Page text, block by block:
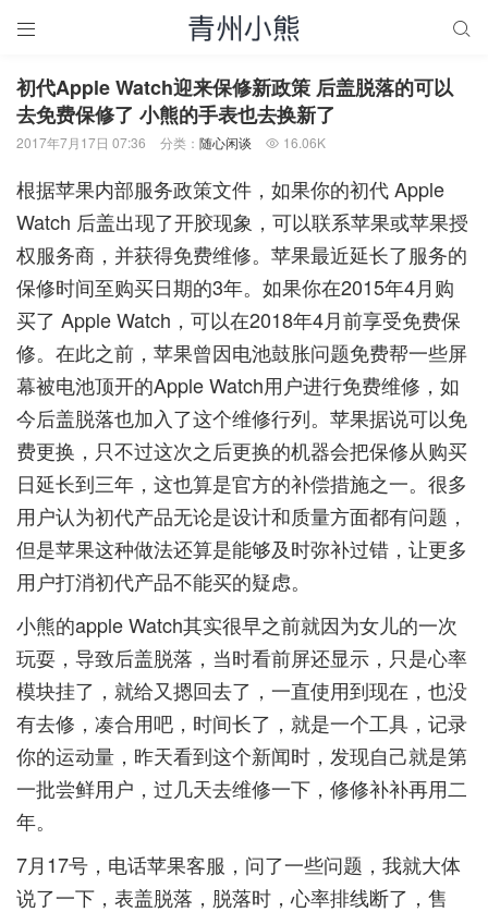
 
初代Apple Watch迎来保修新政策 后盖脱落的可以
去免费保修了 小熊的手表也去换新了
2017年7月17日 07:36 分类： 随心闲谈  16.06K
根据苹果内部服务政策文件，如果你的初代 Apple
Watch 后盖出现了开胶现象，可以联系苹果或苹果授
权服务商，并获得免费维修。苹果最近延长了服务的
保修时间至购买日期的3年。如果你在2015年4月购
买了 Apple Watch，可以在2018年4月前享受免费保
修。在此之前，苹果曾因电池鼓胀问题免费帮一些屏
幕被电池顶开的Apple Watch用户进行免费维修，如
今后盖脱落也加入了这个维修行列。苹果据说可以免
费更换，只不过这次之后更换的机器会把保修从购买
日延长到三年，这也算是官方的补偿措施之一。很多
用户认为初代产品无论是设计和质量方面都有问题，
但是苹果这种做法还算是能够及时弥补过错，让更多
用户打消初代产品不能买的疑虑。
小熊的apple Watch其实很早之前就因为女儿的一次
玩耍，导致后盖脱落，当时看前屏还显示，只是心率
模块挂了，就给又摁回去了，一直使用到现在，也没
有去修，凑合用吧，时间长了，就是一个工具，记录
你的运动量，昨天看到这个新闻时，发现自己就是第
一批尝鲜用户，过几天去维修一下，修修补补再用二
年。
7月17号，电话苹果客服，问了一些问题，我就大体
说了一下，表盖脱落，脱落时，心率排线断了，售